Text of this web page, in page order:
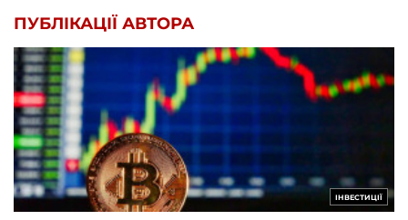
ПУБЛІКАЦІЇ АВТОРА
ІНВЕСТИЦІЇ